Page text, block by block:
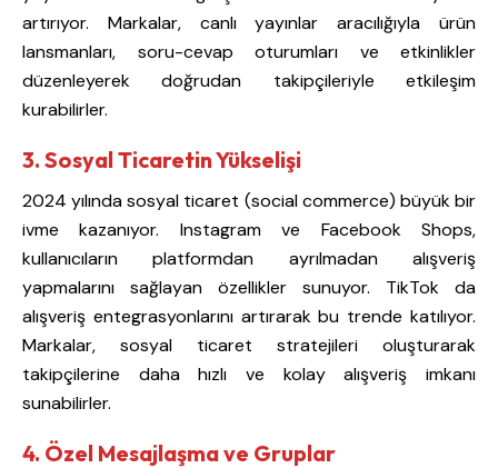
artırıyor. Markalar, canlı yayınlar aracılığıyla ürün
lansmanları, soru-cevap oturumları ve etkinlikler
düzenleyerek doğrudan takipçileriyle etkileşim
kurabilirler.
3. Sosyal Ticaretin Yükselişi
2024 yılında sosyal ticaret (social commerce) büyük bir
ivme kazanıyor. Instagram ve Facebook Shops,
kullanıcıların platformdan ayrılmadan alışveriş
yapmalarını sağlayan özellikler sunuyor. TikTok da
alışveriş entegrasyonlarını artırarak bu trende katılıyor.
Markalar, sosyal ticaret stratejileri oluşturarak
takipçilerine daha hızlı ve kolay alışveriş imkanı
sunabilirler.
4. Özel Mesajlaşma ve Gruplar